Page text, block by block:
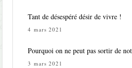
Tant de désespéré désir de vivre !
4 mars 2021
Pourquoi on ne peut pas sortir de
3 mars 2021